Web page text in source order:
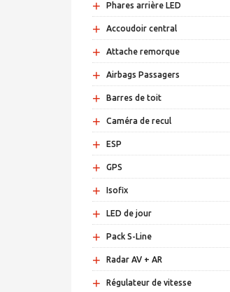
+ Phares arrière LED
+ Accoudoir central
+ Attache remorque
+ Airbags Passagers
+ Barres de toit
+ Caméra de recul
+ ESP
+ GPS
+ Isofix
+ LED de jour
+ Pack S-Line
+ Radar AV + AR
+ Régulateur de vitesse